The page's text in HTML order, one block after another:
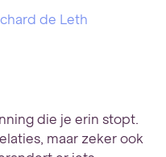
de Leth
die je erin stopt.
maar zeker ook